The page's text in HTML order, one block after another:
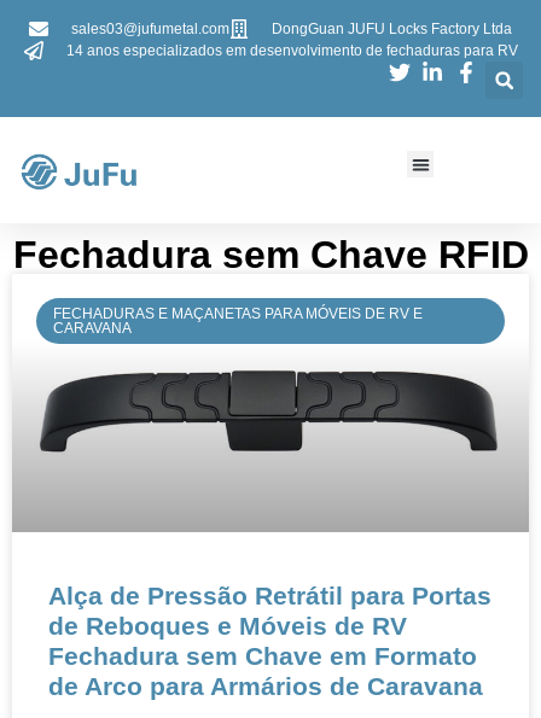
sales03@jufumetal.com
DongGuan JUFU Locks Factory Ltda
14 anos especializados em desenvolvimento de fechaduras para RV
​​Fechadura sem Chave RFID
FECHADURAS E MAÇANETAS PARA MÓVEIS DE RV E
CARAVANA
​​​​Alça de Pressão Retrátil para Portas
de Reboques e Móveis de RV​​ ​​
Fechadura sem Chave em Formato
de Arco para Armários de Caravana​